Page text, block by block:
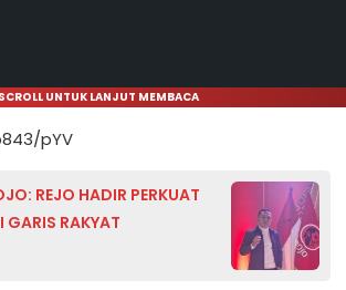
SCROLL UNTUK LANJUT MEMBACA
pYV
REJO HADIR PERKUAT
GARIS RAKYAT